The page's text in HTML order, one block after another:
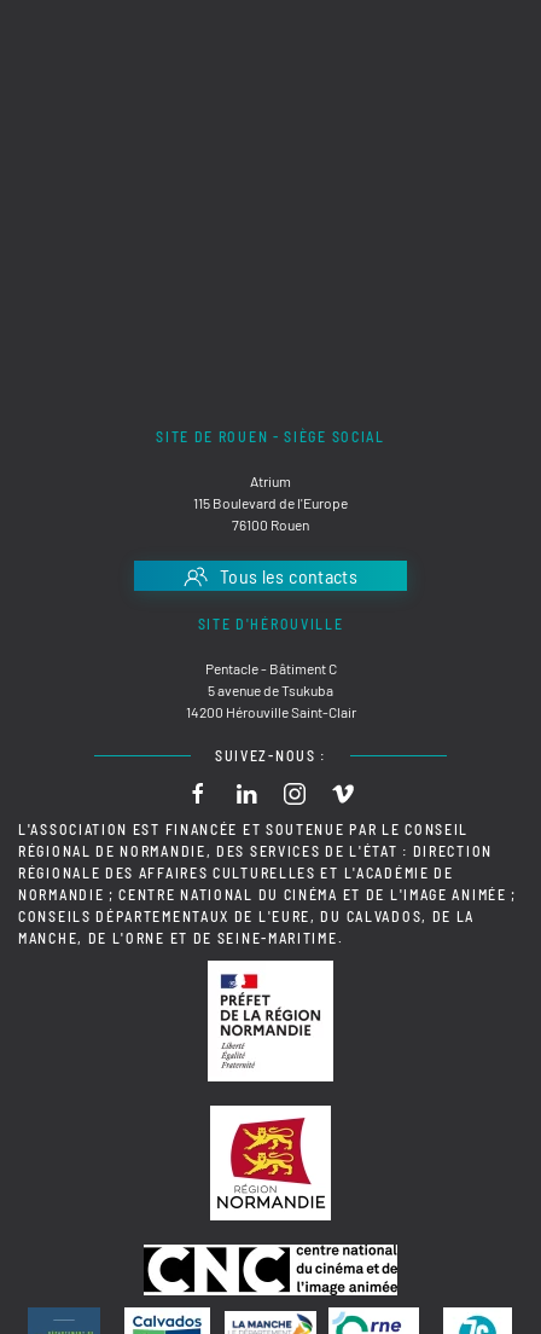
SITE DE ROUEN - SIÈGE SOCIAL
Atrium
115 Boulevard de l'Europe
76100 Rouen
Tous les contacts
SITE D'HÉROUVILLE
Pentacle - Bâtiment C
5 avenue de Tsukuba
14200 Hérouville Saint-Clair
SUIVEZ-NOUS :
L'ASSOCIATION EST FINANCÉE ET SOUTENUE PAR LE CONSEIL
RÉGIONAL DE NORMANDIE, DES SERVICES DE L'ÉTAT : DIRECTION
RÉGIONALE DES AFFAIRES CULTURELLES ET L'ACADÉMIE DE
NORMANDIE ; CENTRE NATIONAL DU CINÉMA ET DE L'IMAGE ANIMÉE ;
CONSEILS DÉPARTEMENTAUX DE L'EURE, DU CALVADOS, DE LA
MANCHE, DE L'ORNE ET DE SEINE-MARITIME.